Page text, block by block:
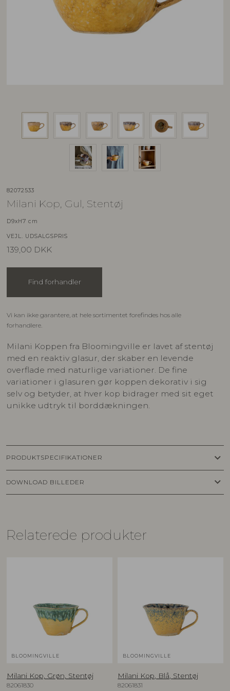
82072533
Milani Kop, Gul, Stentøj
D9xH7 cm
VEJL. UDSALGSPRIS
139,00 DKK
Find forhandler
Vi kan ikke garantere, at hele sortimentet forefindes hos alle
forhandlere.
Milani Koppen fra Bloomingville er lavet af stentøj
med en reaktiv glasur, der skaber en levende
overflade med naturlige variationer. De fine
variationer i glasuren gør koppen dekorativ i sig
selv og betyder, at hver kop bidrager med sit eget
unikke udtryk til borddækningen.
PRODUKTSPECIFIKATIONER keyboard_arrow_down
DOWNLOAD BILLEDER keyboard_arrow_down
Relaterede produkter
BLOOMINGVILLE
Milani Kop, Grøn, Stentøj
82061830
BLOOMINGVILLE
Milani Kop, Blå, Stentøj
82061831